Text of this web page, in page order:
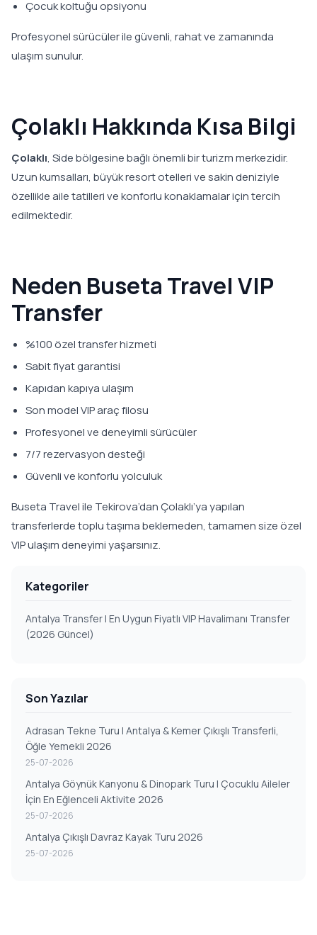
Çocuk koltuğu opsiyonu
Profesyonel sürücüler ile güvenli, rahat ve zamanında
ulaşım sunulur.
Çolaklı Hakkında Kısa Bilgi
Çolaklı, Side bölgesine bağlı önemli bir turizm merkezidir.
Uzun kumsalları, büyük resort otelleri ve sakin deniziyle
özellikle aile tatilleri ve konforlu konaklamalar için tercih
edilmektedir.
Neden Buseta Travel VIP
Transfer
%100 özel transfer hizmeti
Sabit fiyat garantisi
Kapıdan kapıya ulaşım
Son model VIP araç filosu
Profesyonel ve deneyimli sürücüler
7/7 rezervasyon desteği
Güvenli ve konforlu yolculuk
Buseta Travel ile Tekirova’dan Çolaklı’ya yapılan
transferlerde toplu taşıma beklemeden, tamamen size özel
VIP ulaşım deneyimi yaşarsınız.
Kategoriler
Antalya Transfer | En Uygun Fiyatlı VIP Havalimanı Transfer
(2026 Güncel)
Son Yazılar
Adrasan Tekne Turu | Antalya & Kemer Çıkışlı Transferli,
Öğle Yemekli 2026
25-07-2026
Antalya Göynük Kanyonu & Dinopark Turu | Çocuklu Aileler
İçin En Eğlenceli Aktivite 2026
25-07-2026
Antalya Çıkışlı Davraz Kayak Turu 2026
25-07-2026